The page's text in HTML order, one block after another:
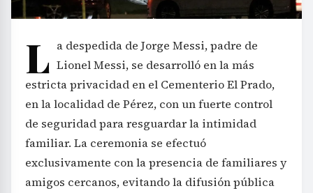
L a despedida de Jorge Messi, padre de
Lionel Messi, se desarrolló en la más
estricta privacidad en el Cementerio El Prado,
en la localidad de Pérez, con un fuerte control
de seguridad para resguardar la intimidad
familiar. La ceremonia se efectuó
exclusivamente con la presencia de familiares y
amigos cercanos, evitando la difusión pública